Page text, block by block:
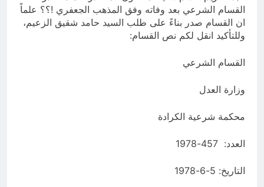
القسام الشرعي بعد وفاته وفق المذهب الجعفري !؟؟ علماً
ان القسام صدر بناءً على طلب السيد حامد شقيق الزعيم،
وللتأكيد انقل لكم نص القسام:
القسام الشرعي
وزارة العدل
محكمة شرعية الكرادة
العدد: 457-1978
التاريخ: 5-6-1978